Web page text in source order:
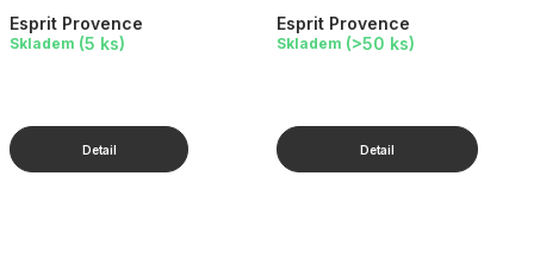
ml
Esprit Provence
Skladem (5 ks)
ml
Esprit Provence
Skladem (>50 ks)